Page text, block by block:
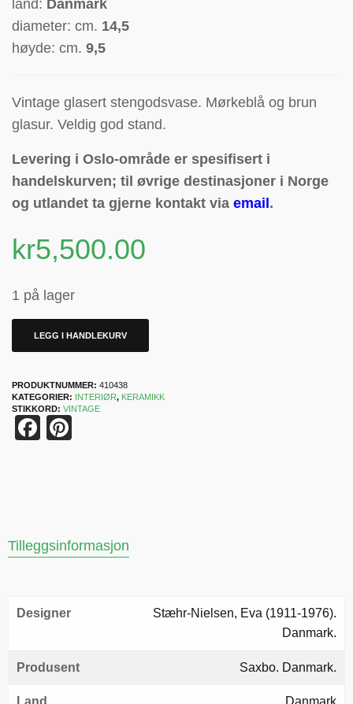
land: Danmark
diameter: cm. 14,5
høyde: cm. 9,5
Vintage glasert stengodsvase. Mørkeblå og brun
glasur. Veldig god stand.
Levering i Oslo-område er spesifisert i
handelskurven; til øvrige destinasjoner i Norge
og utlandet ta gjerne kontakt via email .
kr5,500.00
1 på lager
LEGG I HANDLEKURV
PRODUKTNUMMER: 410438
KATEGORIER: INTERIØR, KERAMIKK
STIKKORD: VINTAGE
Facebook
Tilleggsinformasjon
Designer
Stæhr-Nielsen, Eva (1911-1976).
Danmark.
Produsent Saxbo. Danmark.
Land Danmark